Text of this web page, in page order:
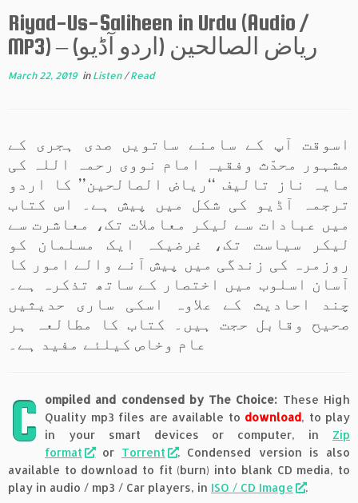
Riyad-Us-Saliheen in Urdu (Audio /
MP3) – (ریاض الصالحین (اردو آڈیو
March 22, 2019in Listen/Read
اسوقت آپ کے سامنے ساتویں صدی ہجری کے
مشہور محدّث وفقیہ امام نووی رحمہ اللہ کی
مایہ ناز تالیف ‘‘ریاض الصالحین’’ کا اردو
ترجمہ آڈیو کی شکل میں پیش ہے۔ اس کتاب
میں عبادات سے لیکر معاملات تک، معاشرت سے
لیکر سیاست تک، غرضیکہ ایک مسلمان کو
روزمرہ کی زندگی میں پیش آنے والے امور کا
آسان اسلوب میں اختصار کے ساتھ تذکرہ ہے۔
چند احادیث کے علاوہ اسکی ساری حدیثیں
صحیح وقابل حجت ہیں۔ کتاب کا مطالعہ ہر
عام وخاص کیلئے مفید ہے۔
C ompiled and condensed by The Choice: These High
Quality mp3 files are available to download, to play
in your smart devices or computer, in Zip
format
or Torrent
. Condensed version is also
available to download to fit (burn) into blank CD media, to
play in audio / mp3 / Car players, in ISO / CD Image .